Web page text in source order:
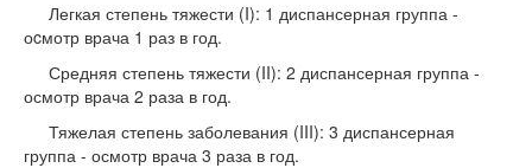
Легкая степень тяжести (I): 1 диспансерная группа -
оcмотр врача 1 раз в год.
Средняя степень тяжести (II): 2 диспансерная группа -
осмотр врача 2 раза в год.
Тяжелая степень заболевания (III): 3 диспансерная
группа - осмотр врача 3 раза в год.